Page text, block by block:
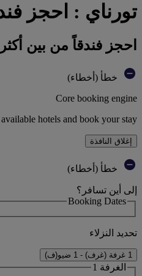
تورناي : احجز
احجز فندقاً من بين أكثر من 45 علامة تجارية فندقية تابعة
خطأ (أخطاء)
Core booking engine
hotels and book your stay
إغلاق النافذة
خطأ (أخطاء)
إلى أين تسافر؟
Booking Dates
تحديد النزلاء
1 غرفة (غرف) - 1 ضيو(ف)
الغرفة 1